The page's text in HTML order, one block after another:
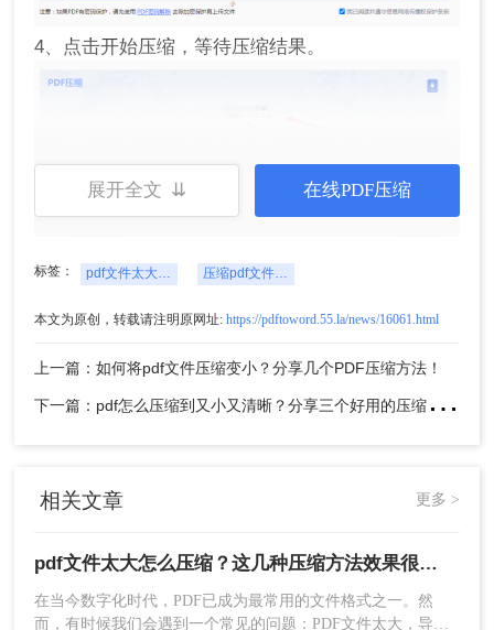
4、点击开始压缩，等待压缩结果。
小了很多呢，点击下载文件就可以了。
方法二：使用专业软件进行压缩
操作如下：
展开全文 ⇊ 在线PDF压缩
标签： pdf文件太大怎么压缩 压缩pdf文件大小
本文为原创，转载请注明原网址: https://pdftoword.55.la/news/16061.html
上一篇：如何将pdf文件压缩变小？分享几个PDF压缩方法！
下
一篇：pdf怎么压缩到又小又清晰？分享三个好用的压缩方法！
相关文章 更多 >
pdf文件太大怎么压缩？这几种压缩方法效果很不错！
在当今数字化时代，PDF已成为最常用的文件格式之一。然
而，有时候我们会遇到一个常见的问题：PDF文件太大，导致